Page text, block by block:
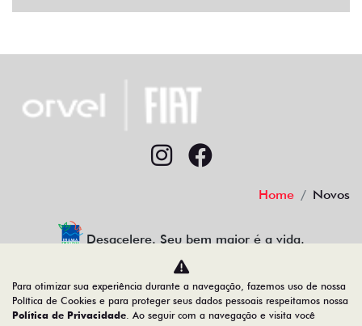
Home Novos
Desacelere. Seu bem maior é a vida.
12.655.933/0009-53
Para otimizar sua experiência durante a navegação, fazemos uso de nossa
Política de Cookies e para proteger seus dados pessoais respeitamos nossa
Política de Privacidade. Ao seguir com a navegação e visita você